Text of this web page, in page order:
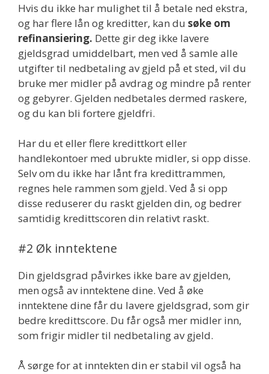
Hvis du ikke har mulighet til å betale ned ekstra,
og har flere lån og kreditter, kan du søke om
refinansiering. Dette gir deg ikke lavere
gjeldsgrad umiddelbart, men ved å samle alle
utgifter til nedbetaling av gjeld på et sted, vil du
bruke mer midler på avdrag og mindre på renter
og gebyrer. Gjelden nedbetales dermed raskere,
og du kan bli fortere gjeldfri.
Har du et eller flere kredittkort eller
handlekontoer med ubrukte midler, si opp disse.
Selv om du ikke har lånt fra kredittrammen,
regnes hele rammen som gjeld. Ved å si opp
disse reduserer du raskt gjelden din, og bedrer
samtidig kredittscoren din relativt raskt.
#2 Øk inntektene
Din gjeldsgrad påvirkes ikke bare av gjelden,
men også av inntektene dine. Ved å øke
inntektene dine får du lavere gjeldsgrad, som gir
bedre kredittscore. Du får også mer midler inn,
som frigir midler til nedbetaling av gjeld.
Å sørge for at inntekten din er stabil vil også ha